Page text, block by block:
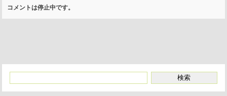
コメントは停止中です。